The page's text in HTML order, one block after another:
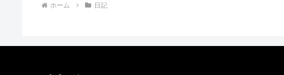
ホーム 日記